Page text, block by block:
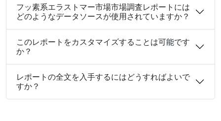
フッ素系エラストマー市場市場調査レポートには
どのようなデータソースが使用されていますか？
このレポートをカスタマイズすることは可能です
か？
レポートの全文を入手するにはどうすればよいで
すか？